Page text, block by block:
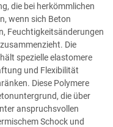
die bei herkömmlichen
wenn sich Beton
Feuchtigkeitsänderungen
Die
spezielle elastomere
und Flexibilität
Diese Polymere
die über
anspruchsvollen
Schock und